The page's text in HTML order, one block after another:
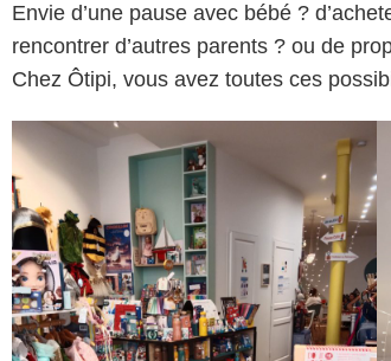
Envie d’une pause avec bébé ?
rencontrer d’autres parents ? ou de
Chez Ôtipi, vous avez toutes ces